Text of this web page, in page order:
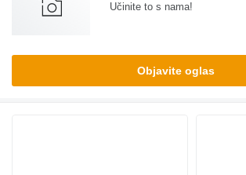
Učinite to s nama!
Objavite oglas